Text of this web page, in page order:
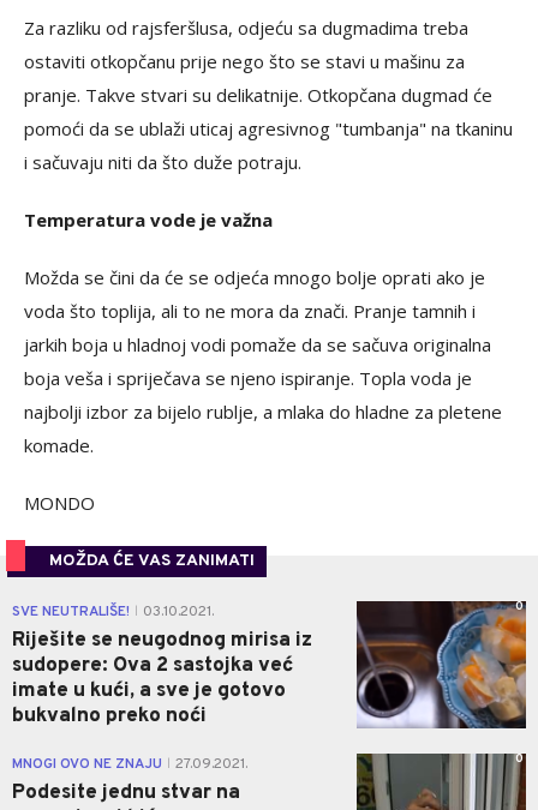
Za razliku od rajsferšlusa, odjeću sa dugmadima treba
ostaviti otkopčanu prije nego što se stavi u mašinu za
pranje. Takve stvari su delikatnije. Otkopčana dugmad će
pomoći da se ublaži uticaj agresivnog "tumbanja" na tkaninu
i sačuvaju niti da što duže potraju.
Temperatura vode je važna
Možda se čini da će se odjeća mnogo bolje oprati ako je
voda što toplija, ali to ne mora da znači. Pranje tamnih i
jarkih boja u hladnoj vodi pomaže da se sačuva originalna
boja veša i spriječava se njeno ispiranje. Topla voda je
najbolji izbor za bijelo rublje, a mlaka do hladne za pletene
komade.
MONDO
MOŽDA ĆE VAS ZANIMATI
SVE NEUTRALIŠE! 03.10.2021.
Riješite se neugodnog mirisa iz
sudopere: Ova 2 sastojka već
imate u kući, a sve je gotovo
bukvalno preko noći
0
MNOGI OVO NE ZNAJU 27.09.2021.
Podesite jednu stvar na
0